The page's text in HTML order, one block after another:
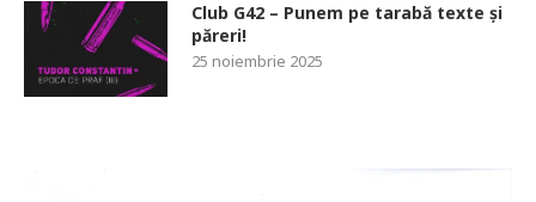
Club G42 – Punem pe tarabă texte și
păreri!
25 noiembrie 2025